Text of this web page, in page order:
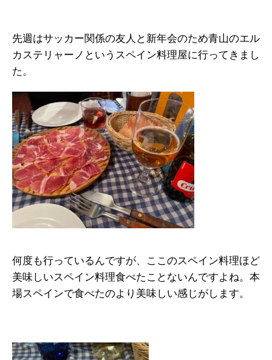
先週はサッカー関係の友人と新年会のため青山のエル
カステリャーノというスペイン料理屋に行ってきまし
た。
何度も行っているんですが、ここのスペイン料理ほど
美味しいスペイン料理食べたことないんですよね。本
場スペインで食べたのより美味しい感じがします。